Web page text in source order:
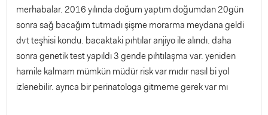
merhabalar. 2016 yılında doğum yaptım doğumdan 20gün
sonra sağ bacağım tutmadı şişme morarma meydana geldi
dvt teşhisi kondu. bacaktaki pıhtılar anjiyo ile alındı. daha
sonra genetik test yapıldı 3 gende pıhtılaşma var. yeniden
hamile kalmam mümkün müdür risk var mıdır nasıl bi yol
izlenebilir. ayrıca bir perinatologa gitmeme gerek var mı